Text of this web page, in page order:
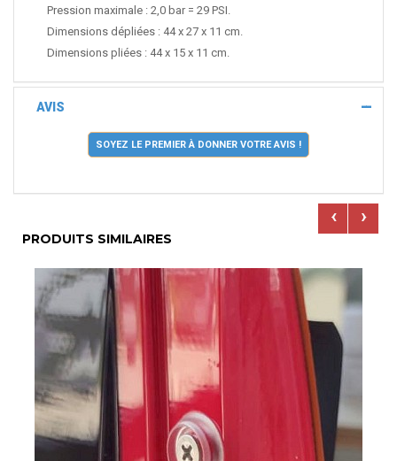
Pression maximale : 2,0 bar = 29 PSI.
Dimensions dépliées : 44 x 27 x 11 cm.
Dimensions pliées : 44 x 15 x 11 cm.
AVIS
SOYEZ LE PREMIER À DONNER VOTRE AVIS !
PRODUITS SIMILAIRES
‹ ›